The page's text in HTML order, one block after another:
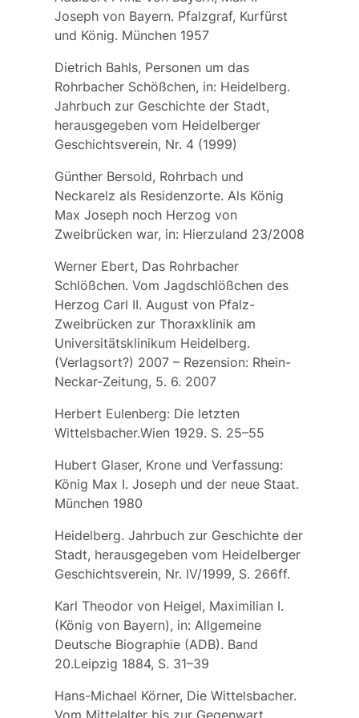
Joseph von Bayern. Pfalzgraf, Kurfürst
und König. München 1957
Dietrich Bahls, Personen um das
Rohrbacher Schößchen, in: Heidelberg.
Jahrbuch zur Geschichte der Stadt,
herausgegeben vom Heidelberger
Geschichtsverein, Nr. 4 (1999)
Günther Bersold, Rohrbach und
Neckarelz als Residenzorte. Als König
Max Joseph noch Herzog von
Zweibrücken war, in: Hierzuland 23/2008
Werner Ebert, Das Rohrbacher
Schlößchen. Vom Jagdschlößchen des
Herzog Carl II. August von Pfalz-
Zweibrücken zur Thoraxklinik am
Universitätsklinikum Heidelberg.
(Verlagsort?) 2007 – Rezension:Rhein-
Neckar-Zeitung, 5. 6. 2007
Herbert Eulenberg: Die letzten
Wittelsbacher.Wien 1929. S. 25–55
Hubert Glaser, Krone und Verfassung:
König Max I. Joseph und der neue Staat.
München 1980
Heidelberg. Jahrbuch zur Geschichte der
Stadt, herausgegeben vom Heidelberger
Geschichtsverein, Nr. IV/1999, S. 266ff.
Karl Theodor von Heigel, Maximilian I.
(König von Bayern), in: Allgemeine
Deutsche Biographie (ADB). Band
20.Leipzig 1884, S. 31–39
Hans-Michael Körner, Die Wittelsbacher.